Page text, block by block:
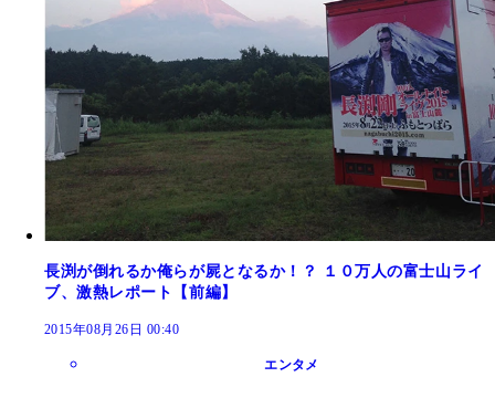
長渕が倒れるか俺らが屍となるか！？ １０万人の富士山ライ
ブ、激熱レポート【前編】
2015年08月26日 00:40
エンタメ